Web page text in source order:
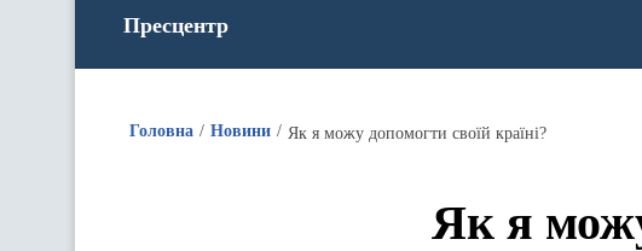
Пресцентр
Головна Новини Як я можу допомогти своїй країні?
Як я